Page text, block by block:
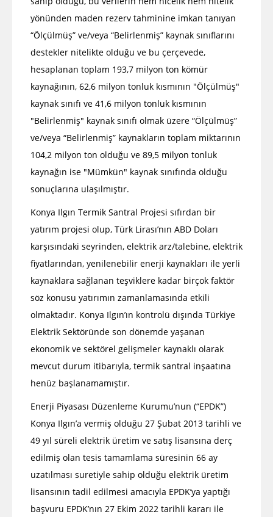
yönünden maden rezerv tahminine imkan tanıyan
“Ölçülmüş” ve/veya “Belirlenmiş” kaynak sınıflarını
destekler nitelikte olduğu ve bu çerçevede,
hesaplanan toplam 193,7 milyon ton kömür
kaynağının, 62,6 milyon tonluk kısmının "Ölçülmüş"
kaynak sınıfı ve 41,6 milyon tonluk kısmının
"Belirlenmiş" kaynak sınıfı olmak üzere “Ölçülmüş”
ve/veya “Belirlenmiş” kaynakların toplam miktarının
104,2 milyon ton olduğu ve 89,5 milyon tonluk
kaynağın ise "Mümkün" kaynak sınıfında olduğu
sonuçlarına ulaşılmıştır.
Konya Ilgın Termik Santral Projesi sıfırdan bir
yatırım projesi olup, Türk Lirası’nın ABD Doları
karşısındaki seyrinden, elektrik arz/talebine, elektrik
fiyatlarından, yenilenebilir enerji kaynakları ile yerli
kaynaklara sağlanan teşviklere kadar birçok faktör
söz konusu yatırımın zamanlamasında etkili
olmaktadır. Konya Ilgın’ın kontrolü dışında Türkiye
Elektrik Sektöründe son dönemde yaşanan
ekonomik ve sektörel gelişmeler kaynaklı olarak
mevcut durum itibarıyla, termik santral inşaatına
henüz başlanamamıştır.
Enerji Piyasası Düzenleme Kurumu’nun (“EPDK”)
Konya Ilgın’a vermiş olduğu 27 Şubat 2013 tarihli ve
49 yıl süreli elektrik üretim ve satış lisansına derç
edilmiş olan tesis tamamlama süresinin 66 ay
uzatılması suretiyle sahip olduğu elektrik üretim
lisansının tadil edilmesi amacıyla EPDK’ya yaptığı
başvuru EPDK’nın 27 Ekim 2022 tarihli kararı ile